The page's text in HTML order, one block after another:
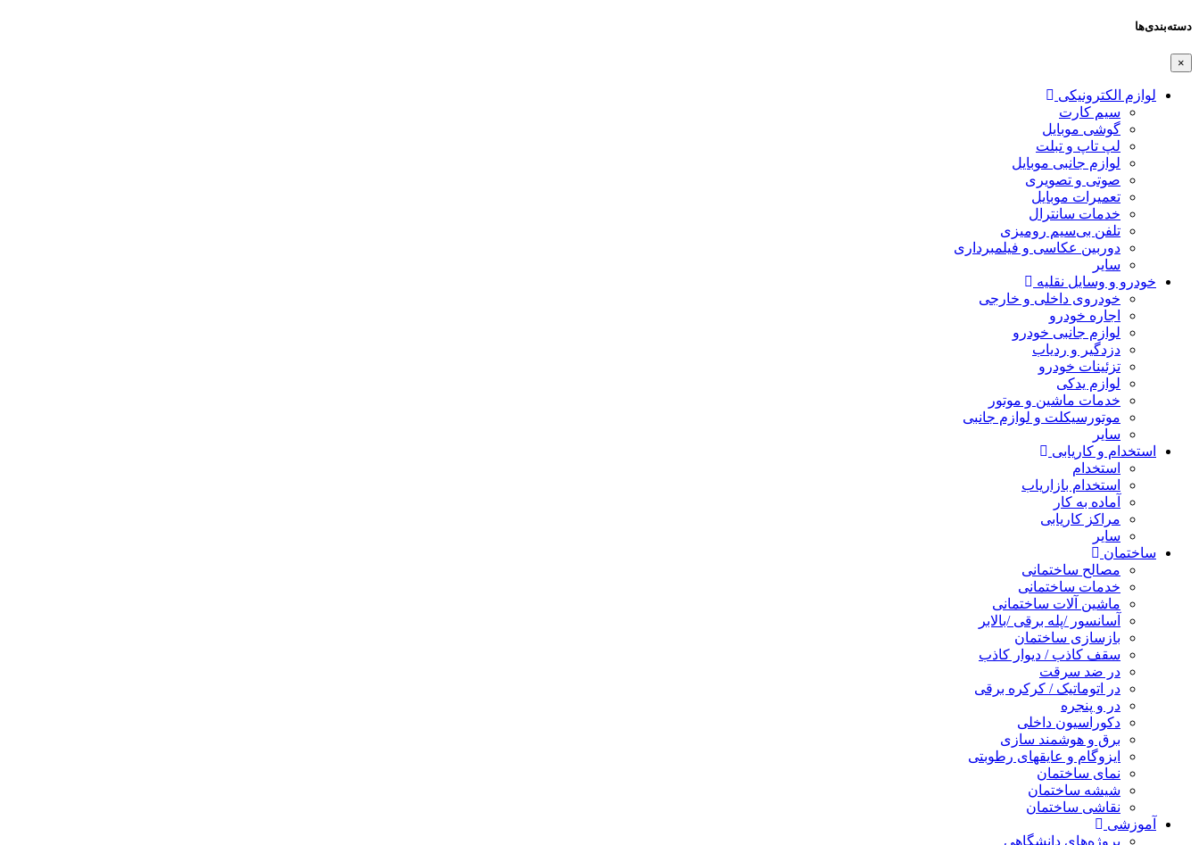
دسته‌بندی‌ها
×
لوازم الکترونیکی
سیم کارت
گوشی موبایل
لپ تاپ و تبلت
لوازم جانبی موبایل
صوتی و تصویری
تعمیرات موبایل
خدمات سانترال
تلفن بی‌سیم رومیزی
دوربین عکاسی و فیلمبرداری
سایر
خودرو و وسایل نقلیه
خودروی داخلی و خارجی
اجاره خودرو
لوازم جانبی خودرو
دزدگیر و ردیاب
تزئینات خودرو
لوازم یدکی
خدمات ماشین و موتور
موتورسیکلت و لوازم جانبی
سایر
استخدام و کاریابی
استخدام
استخدام بازاریاب
آماده به کار
مراکز کاریابی
سایر
ساختمان
مصالح ساختمانی
خدمات ساختمانی
ماشین آلات ساختمانی
آسانسور /پله برقی /بالابر
بازسازی ساختمان
سقف کاذب / دیوار کاذب
در ضد سرقت
در اتوماتیک / کرکره برقی
در و پنجره
دکوراسیون داخلی
برق و هوشمند سازی
ایزوگام و عایقهای رطوبتی
نمای ساختمان
شیشه ساختمان
نقاشی ساختمان
آموزشی
پروژه‌های دانشگاهی